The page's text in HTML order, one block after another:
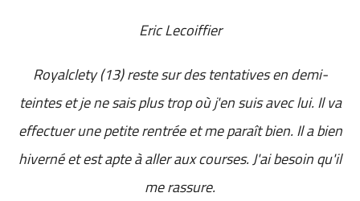
Eric Lecoiffier
Royalclety (13) reste sur des tentatives en demi-
teintes et je ne sais plus trop où j'en suis avec lui. Il va
effectuer une petite rentrée et me paraît bien. Il a bien
hiverné et est apte à aller aux courses. J'ai besoin qu'il
me rassure.